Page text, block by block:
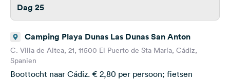
Dag 25
Camping Playa Dunas Las Dunas San Anton
C. Villa de Altea, 21, 11500 El Puerto de Sta María, Cádiz,
Spanien
Boottocht naar Cádiz. € 2,80 per persoon; fietsen